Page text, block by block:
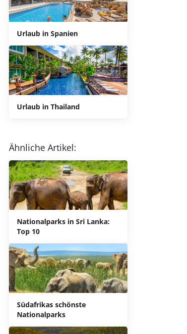
Urlaub in Spanien
Urlaub in Thailand
Ähnliche Artikel:
Nationalparks in Sri Lanka:
Top 10
Südafrikas schönste
Nationalparks